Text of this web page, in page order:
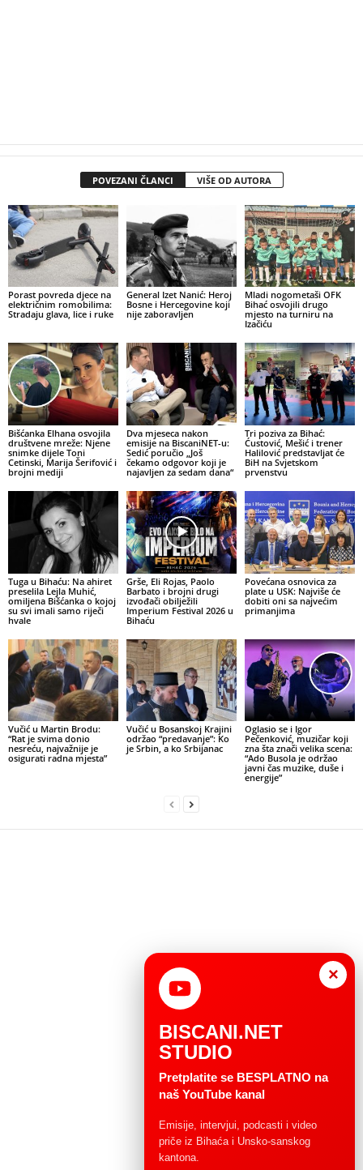
POVEZANI ČLANCI VIŠE OD AUTORA
Porast povreda djece na
električnim romobilima:
Stradaju glava, lice i ruke
General Izet Nanić: Heroj
Bosne i Hercegovine koji
nije zaboravljen
Mladi nogometaši OFK
Bihać osvojili drugo
mjesto na turniru na
Izačiću
Bišćanka Elhana osvojila
društvene mreže: Njene
snimke dijele Toni
Cetinski, Marija Šerifović i
brojni mediji
Dva mjeseca nakon
emisije na BiscaniNET-u:
Sedić poručio „Još
čekamo odgovor koji je
najavljen za sedam dana“
Tri poziva za Bihać:
Ćustović, Mešić i trener
Halilović predstavljat će
BiH na Svjetskom
prvenstvu
Tuga u Bihaću: Na ahiret
preselila Lejla Muhić,
omiljena Bišćanka o kojoj
su svi imali samo riječi
hvale
Grše, Eli Rojas, Paolo
Barbato i brojni drugi
izvođači obilježili
Imperium Festival 2026 u
Bihaću
Povećana osnovica za
plate u USK: Najviše će
dobiti oni sa najvećim
primanjima
Vučić u Martin Brodu:
“Rat je svima donio
nesreću, najvažnije je
osigurati radna mjesta”
Vučić u Bosanskoj Krajini
održao “predavanje”: Ko
je Srbin, a ko Srbijanac
Oglasio se i Igor
Pečenković, muzičar koji
zna šta znači velika scena:
“Ado Busola je održao
javni čas muzike, duše i
energije”
×
BISCANI.NET
STUDIO
Pretplatite se BESPLATNO na
naš YouTube kanal
Emisije, intervjui, podcasti i video
priče iz Bihaća i Unsko-sanskog
kantona.